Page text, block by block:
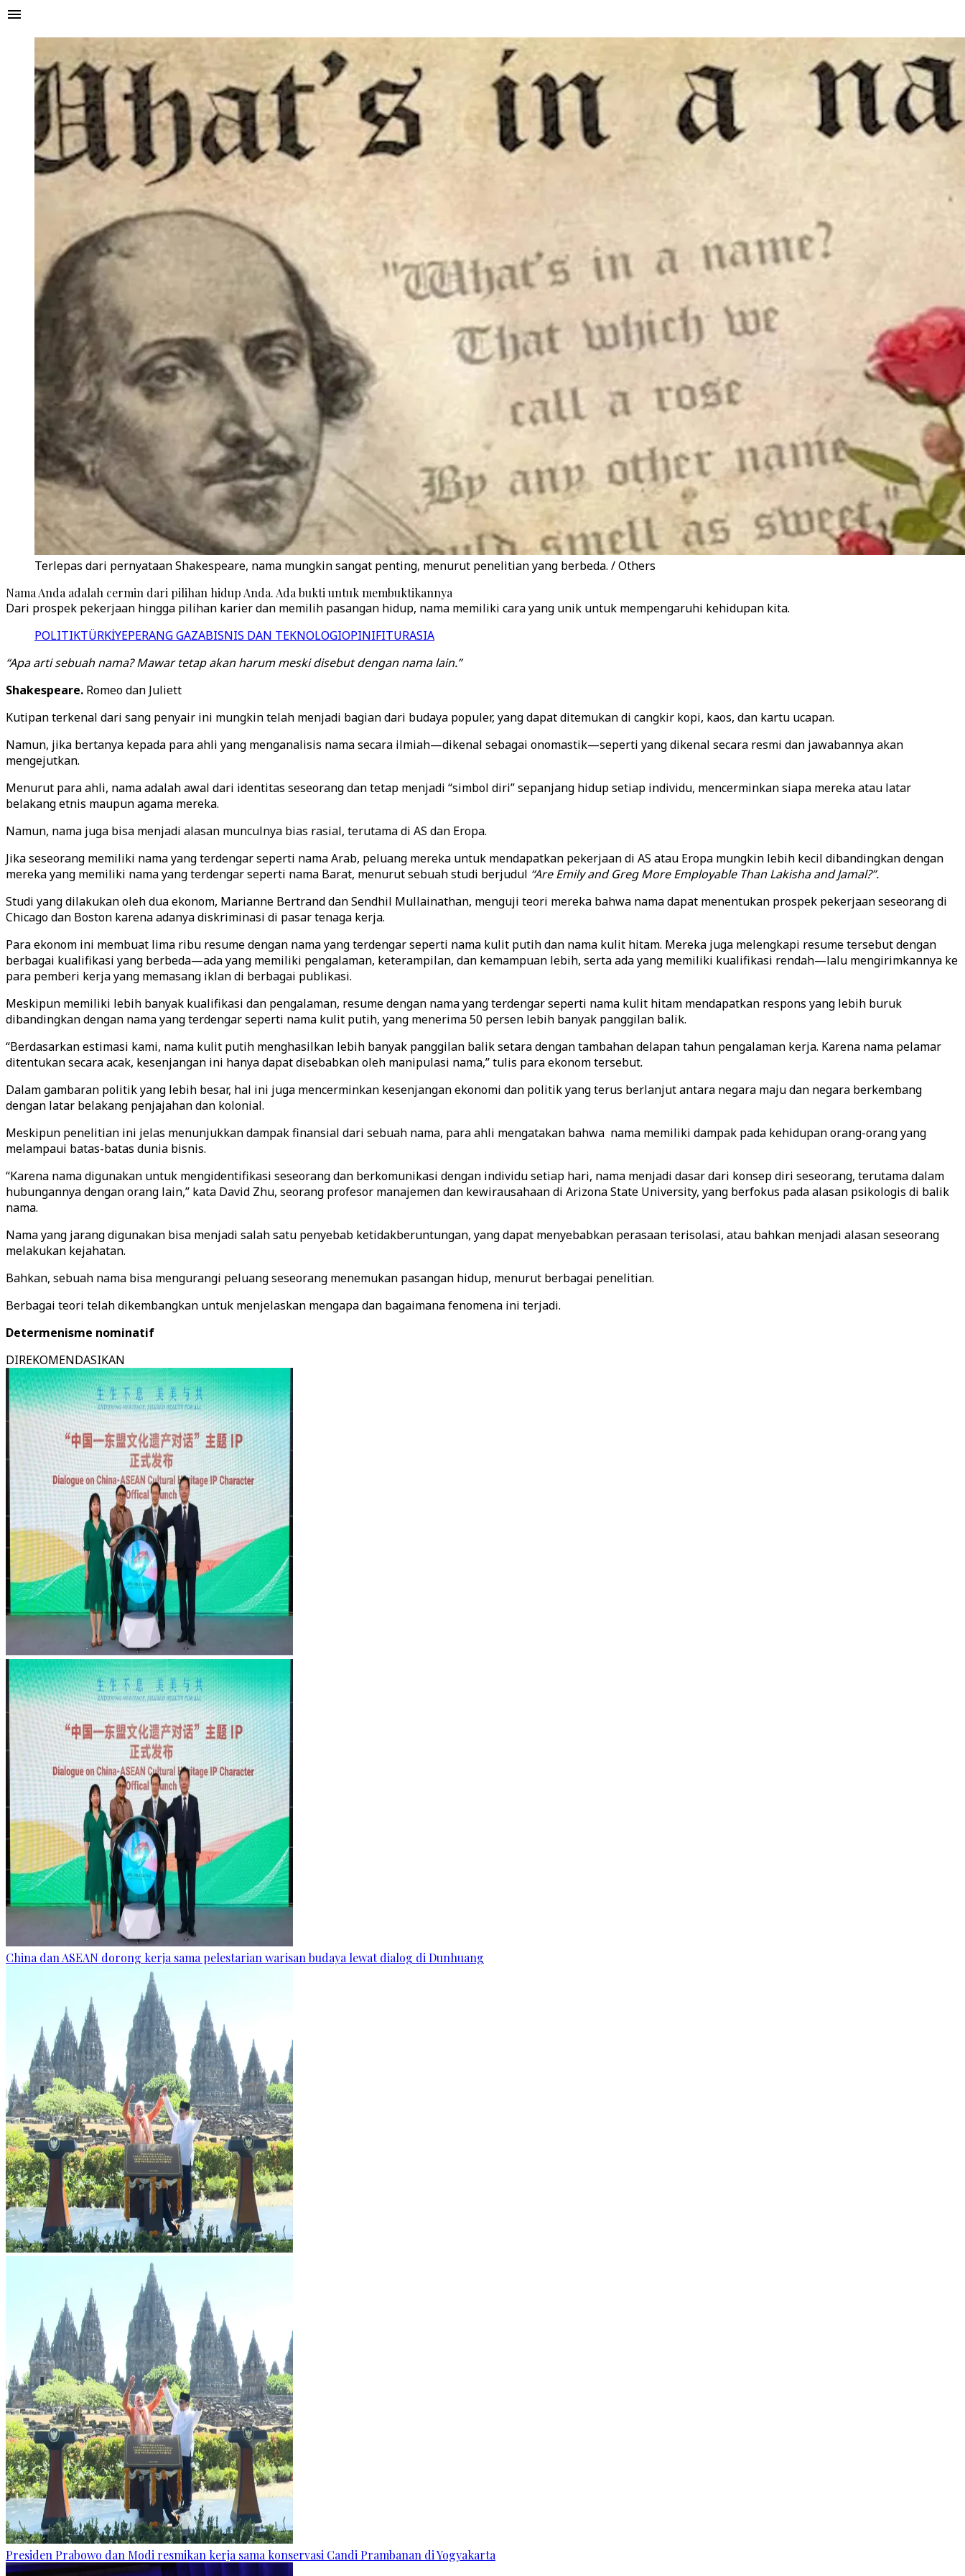
Terlepas dari pernyataan Shakespeare, nama mungkin sangat penting, menurut penelitian yang berbeda. / Others
Nama Anda adalah cermin dari pilihan hidup Anda. Ada bukti untuk membuktikannya
Dari prospek pekerjaan hingga pilihan karier dan memilih pasangan hidup, nama memiliki cara yang unik untuk mempengaruhi kehidupan kita.
POLITIKTÜRKİYEPERANG GAZABISNIS DAN TEKNOLOGIOPINIFITURASIA
“Apa arti sebuah nama? Mawar tetap akan harum meski disebut dengan nama lain.”
Shakespeare. Romeo dan Juliett
Kutipan terkenal dari sang penyair ini mungkin telah menjadi bagian dari budaya populer, yang dapat ditemukan di cangkir kopi, kaos, dan kartu ucapan.
Namun, jika bertanya kepada para ahli yang menganalisis nama secara ilmiah—dikenal sebagai onomastik—seperti yang dikenal secara resmi dan jawabannya akan
mengejutkan.
Menurut para ahli, nama adalah awal dari identitas seseorang dan tetap menjadi “simbol diri” sepanjang hidup setiap individu, mencerminkan siapa mereka atau latar
belakang etnis maupun agama mereka.
Namun, nama juga bisa menjadi alasan munculnya bias rasial, terutama di AS dan Eropa.
Jika seseorang memiliki nama yang terdengar seperti nama Arab, peluang mereka untuk mendapatkan pekerjaan di AS atau Eropa mungkin lebih kecil dibandingkan dengan
mereka yang memiliki nama yang terdengar seperti nama Barat, menurut sebuah studi berjudul “Are Emily and Greg More Employable Than Lakisha and Jamal?”.
Studi yang dilakukan oleh dua ekonom, Marianne Bertrand dan Sendhil Mullainathan, menguji teori mereka bahwa nama dapat menentukan prospek pekerjaan seseorang di
Chicago dan Boston karena adanya diskriminasi di pasar tenaga kerja.
Para ekonom ini membuat lima ribu resume dengan nama yang terdengar seperti nama kulit putih dan nama kulit hitam. Mereka juga melengkapi resume tersebut dengan
berbagai kualifikasi yang berbeda—ada yang memiliki pengalaman, keterampilan, dan kemampuan lebih, serta ada yang memiliki kualifikasi rendah—lalu mengirimkannya ke
para pemberi kerja yang memasang iklan di berbagai publikasi.
Meskipun memiliki lebih banyak kualifikasi dan pengalaman, resume dengan nama yang terdengar seperti nama kulit hitam mendapatkan respons yang lebih buruk
dibandingkan dengan nama yang terdengar seperti nama kulit putih, yang menerima 50 persen lebih banyak panggilan balik.
“Berdasarkan estimasi kami, nama kulit putih menghasilkan lebih banyak panggilan balik setara dengan tambahan delapan tahun pengalaman kerja. Karena nama pelamar
ditentukan secara acak, kesenjangan ini hanya dapat disebabkan oleh manipulasi nama,” tulis para ekonom tersebut.
Dalam gambaran politik yang lebih besar, hal ini juga mencerminkan kesenjangan ekonomi dan politik yang terus berlanjut antara negara maju dan negara berkembang
dengan latar belakang penjajahan dan kolonial.
Meskipun penelitian ini jelas menunjukkan dampak finansial dari sebuah nama, para ahli mengatakan bahwa nama memiliki dampak pada kehidupan orang-orang yang
melampaui batas-batas dunia bisnis.
“Karena nama digunakan untuk mengidentifikasi seseorang dan berkomunikasi dengan individu setiap hari, nama menjadi dasar dari konsep diri seseorang, terutama dalam
hubungannya dengan orang lain,” kata David Zhu, seorang profesor manajemen dan kewirausahaan di Arizona State University, yang berfokus pada alasan psikologis di balik
nama.
Nama yang jarang digunakan bisa menjadi salah satu penyebab ketidakberuntungan, yang dapat menyebabkan perasaan terisolasi, atau bahkan menjadi alasan seseorang
melakukan kejahatan.
Bahkan, sebuah nama bisa mengurangi peluang seseorang menemukan pasangan hidup, menurut berbagai penelitian.
Berbagai teori telah dikembangkan untuk menjelaskan mengapa dan bagaimana fenomena ini terjadi.
Determenisme nominatif
DIREKOMENDASIKAN
China dan ASEAN dorong kerja sama pelestarian warisan budaya lewat dialog di Dunhuang
Presiden Prabowo dan Modi resmikan kerja sama konservasi Candi Prambanan di Yogyakarta